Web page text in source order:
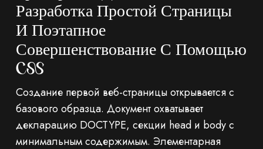
Разработка Простой Страницы
И Поэтапное
Совершенствование С Помощью
CSS
Создание первой веб-страницы открывается с
базового образца. Документ охватывает
декларацию DOCTYPE, секции head и body с
минимальным содержимым. Элементарная